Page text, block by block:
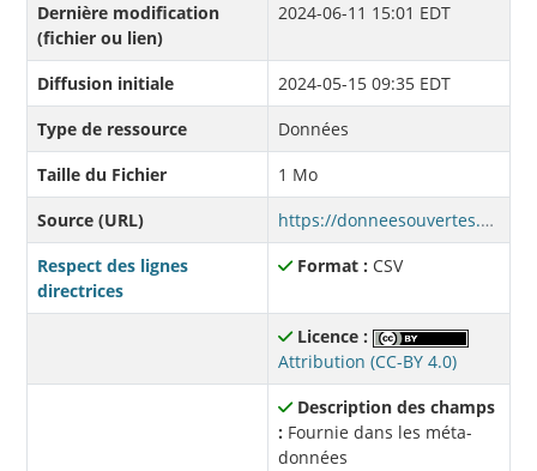
Dernière modification
(fichier ou lien)
2024-06-11 15:01 EDT
Diffusion initiale
2024-05-15 09:35 EDT
Type de ressource
Données
Taille du Fichier
1 Mo
Source (URL)
https://donneesouvertes.affmunqc.net/sqeep_2019_2025/validite_region_2021.csv
Respect des lignes
directrices
Format : CSV
Licence :
Attribution (CC-BY 4.0)
Description des champs
: Fournie dans les méta-
données